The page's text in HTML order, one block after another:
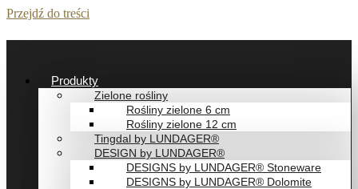
Przejdź do treści
Produkty
Zielone rośliny
Rośliny zielone 6 cm
Rośliny zielone 12 cm
Tingdal by LUNDAGER®
DESIGN by LUNDAGER®
DESIGNS by LUNDAGER® Stoneware
DESIGNS by LUNDAGER® Dolomite